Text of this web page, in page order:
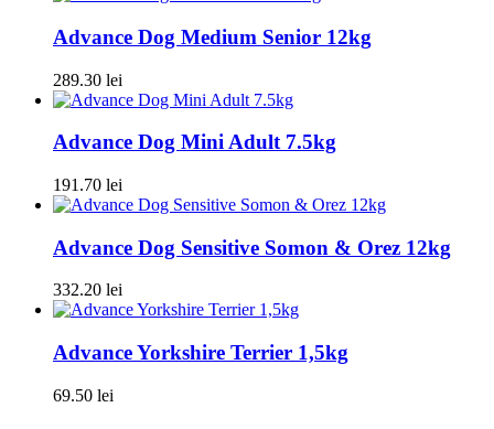
Advance Dog Medium Senior 12kg
289.30 lei
Advance Dog Mini Adult 7.5kg
191.70 lei
Advance Dog Sensitive Somon & Orez 12kg
332.20 lei
Advance Yorkshire Terrier 1,5kg
69.50 lei